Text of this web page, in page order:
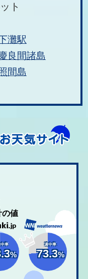
ト
灘駅
良間諸島
間島
の値
率
%
適中率
73.3%